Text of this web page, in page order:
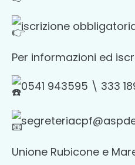
iscrizione
Per informazioni ed
0541 943595 \ 333
Unione Rubicone e